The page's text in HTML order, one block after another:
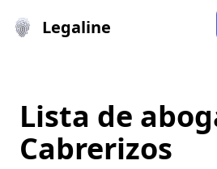
Legaline
Lista de
Cabrerizos